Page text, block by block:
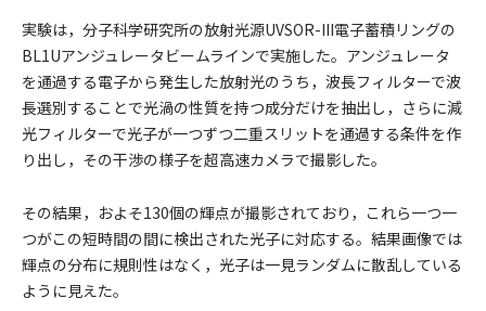
実験は，分子科学研究所の放射光源UVSOR-III電子蓄積リングの
BL1Uアンジュレータビームラインで実施した。アンジュレータ
を通過する電子から発生した放射光のうち，波長フィルターで波
長選別することで光渦の性質を持つ成分だけを抽出し，さらに減
光フィルターで光子が一つずつ二重スリットを通過する条件を作
り出し，その干渉の様子を超高速カメラで撮影した。
その結果，およそ130個の輝点が撮影されており，これら一つ一
つがこの短時間の間に検出された光子に対応する。結果画像では
輝点の分布に規則性はなく，光子は一見ランダムに散乱している
ように見えた。